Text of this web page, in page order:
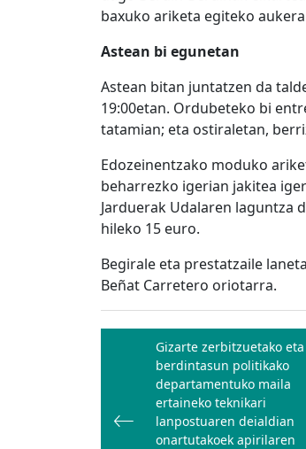
baxuko ariketa egiteko
Astean bi egunetan
Astean bitan juntatzen da
19:00etan. Ordubeteko bi
tatamian; eta ostiraletan,
Edozeinentzako moduko
beharrezko igerian jakitea
Jarduerak Udalaren laguntza
hileko 15 euro.
Begirale eta prestatzaile
Beñat Carretero oriotarra.
Bidalketetan
zehar
nabigatu
Gizarte zerbitzuetako eta
berdintasun politikako
departamentuko maila
ertaineko teknikari
lanpostuaren deialdian
onartutakoek apirilaren